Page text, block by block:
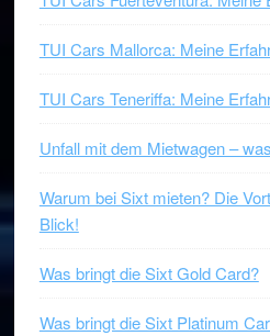
TUI Cars Mallorca: Meine
TUI Cars Teneriffa: Meine
Unfall mit dem Mietwagen –
Warum bei Sixt mieten? Die
Blick!
Was bringt die Sixt Gold Card?
Was bringt die Sixt Platinum